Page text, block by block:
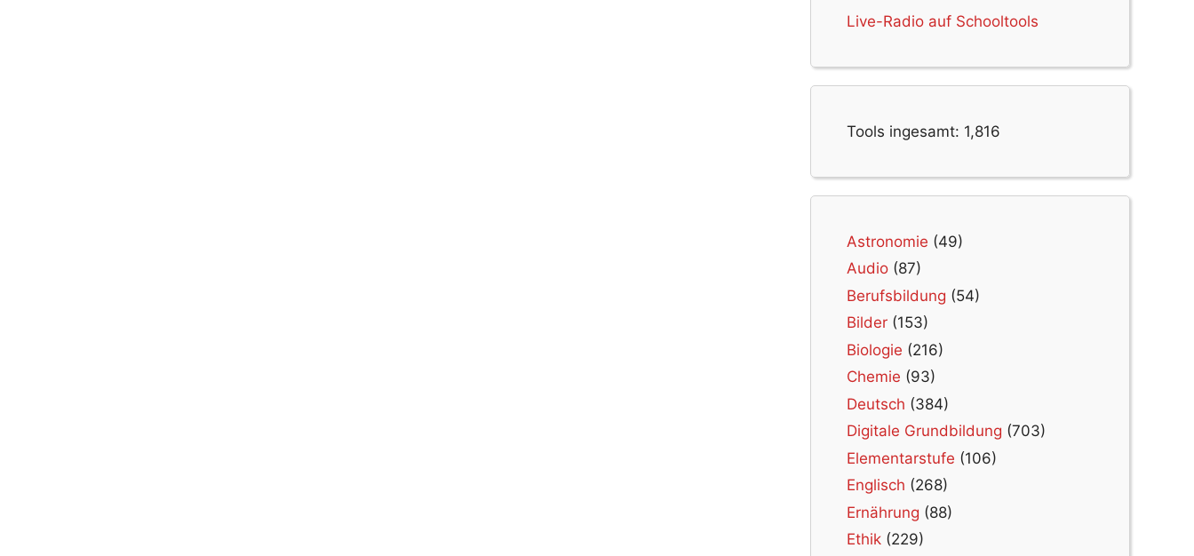
Live-Radio auf Schooltools
Tools ingesamt: 1,816
Astronomie (49)
Audio (87)
Berufsbildung (54)
Bilder (153)
Biologie (216)
Chemie (93)
Deutsch (384)
Digitale Grundbildung (703)
Elementarstufe (106)
Englisch (268)
Ernährung (88)
Ethik (229)